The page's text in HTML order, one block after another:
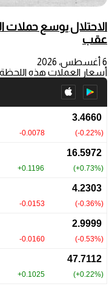
الاحتلال يوسع حملات
عقب
6 أغسطس، 2026
أسعار العملات هذه اللحظة